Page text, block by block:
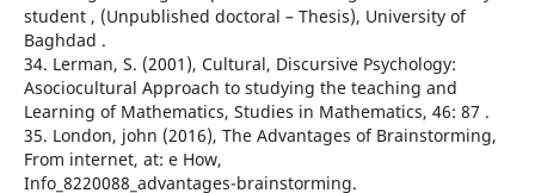
student , (Unpublished doctoral – Thesis), University of
Baghdad .
34. Lerman, S. (2001), Cultural, Discursive Psychology:
Asociocultural Approach to studying the teaching and
Learning of Mathematics, Studies in Mathematics, 46: 87 .
35. London, john (2016), The Advantages of Brainstorming,
From internet, at: e How,
Info_8220088_advantages-brainstorming.